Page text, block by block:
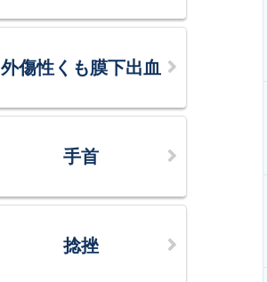
外傷性くも膜下出血
手首
捻挫